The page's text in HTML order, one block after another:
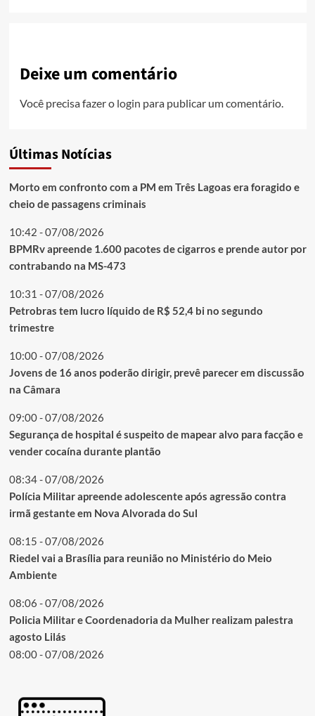
Deixe um comentário
Você precisa fazer o login para publicar um comentário.
Últimas Notícias
Morto em confronto com a PM em Três Lagoas era foragido e
cheio de passagens criminais
10:42 - 07/08/2026
BPMRv apreende 1.600 pacotes de cigarros e prende autor por
contrabando na MS-473
10:31 - 07/08/2026
Petrobras tem lucro líquido de R$ 52,4 bi no segundo
trimestre
10:00 - 07/08/2026
Jovens de 16 anos poderão dirigir, prevê parecer em discussão
na Câmara
09:00 - 07/08/2026
Segurança de hospital é suspeito de mapear alvo para facção e
vender cocaína durante plantão
08:34 - 07/08/2026
Polícia Militar apreende adolescente após agressão contra
irmã gestante em Nova Alvorada do Sul
08:15 - 07/08/2026
Riedel vai a Brasília para reunião no Ministério do Meio
Ambiente
08:06 - 07/08/2026
Policia Militar e Coordenadoria da Mulher realizam palestra
agosto Lilás
08:00 - 07/08/2026